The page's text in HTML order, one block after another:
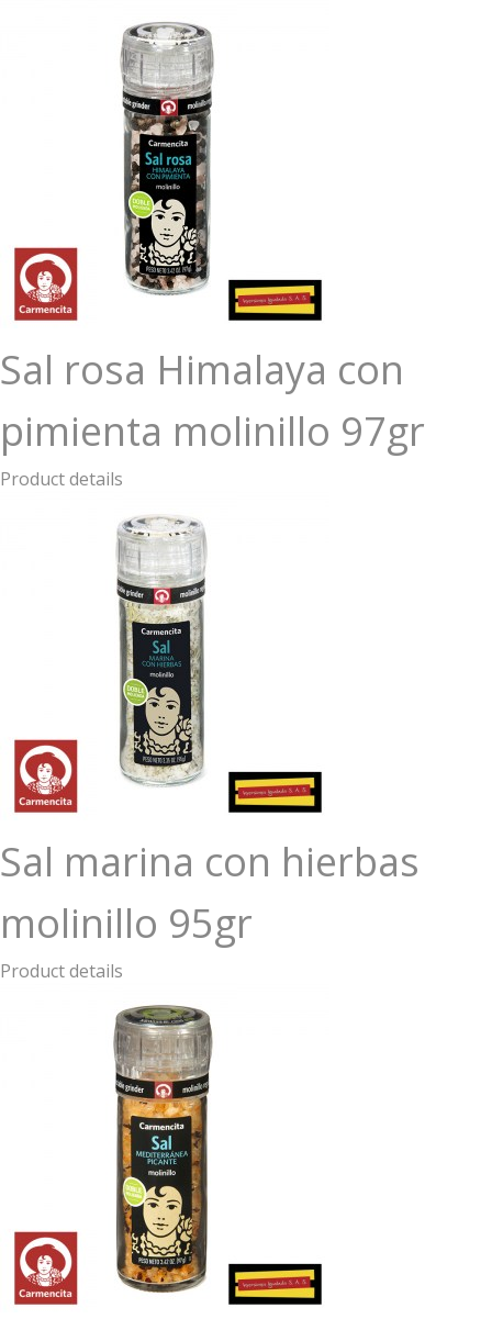
Sal rosa Himalaya con
pimienta molinillo 97gr
Product details
Sal marina con hierbas
molinillo 95gr
Product details